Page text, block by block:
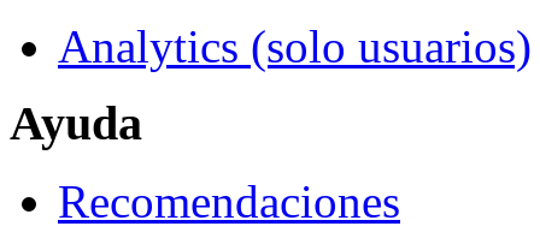
Analytics (solo usuarios)
Ayuda
Recomendaciones